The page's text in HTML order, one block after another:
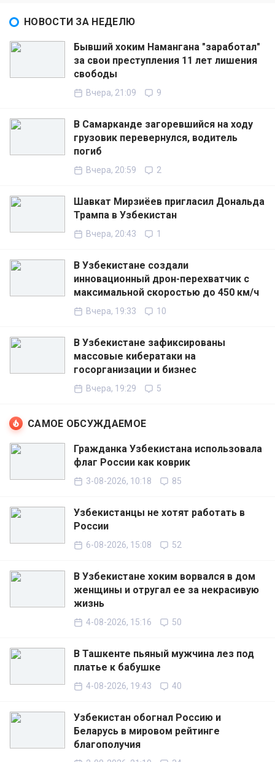
НОВОСТИ ЗА НЕДЕЛЮ
Бывший хоким Намангана "заработал"
за свои преступления 11 лет лишения
свободы
Вчера, 21:09 9
В Самарканде загоревшийся на ходу
грузовик перевернулся, водитель
погиб
Вчера, 20:59 2
Шавкат Мирзиёев пригласил Дональда
Трампа в Узбекистан
Вчера, 20:43 1
В Узбекистане создали
инновационный дрон-перехватчик с
максимальной скоростью до 450 км/ч
Вчера, 19:33 10
В Узбекистане зафиксированы
массовые кибератаки на
госорганизации и бизнес
Вчера, 19:29 5
САМОЕ ОБСУЖДАЕМОЕ
Гражданка Узбекистана использовала
флаг России как коврик
3-08-2026, 10:18 85
Узбекистанцы не хотят работать в
России
6-08-2026, 15:08 52
В Узбекистане хоким ворвался в дом
женщины и отругал ее за некрасивую
жизнь
4-08-2026, 15:16 50
В Ташкенте пьяный мужчина лез под
платье к бабушке
4-08-2026, 19:43 40
Узбекистан обогнал Россию и
Беларусь в мировом рейтинге
благополучия